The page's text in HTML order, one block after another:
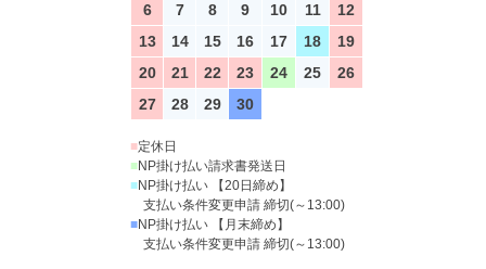
6
7 8 9 10 11
12
13
14 15 16 17 18
19
20
21 22 23 24 25
26
27
28 29 30
■定休日
■NP掛け払い請求書発送日
■NP掛け払い 【20日締め】
支払い条件変更申請 締切(～13:00)
■NP掛け払い 【月末締め】
支払い条件変更申請 締切(～13:00)